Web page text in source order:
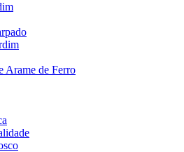
Arame de Ferro